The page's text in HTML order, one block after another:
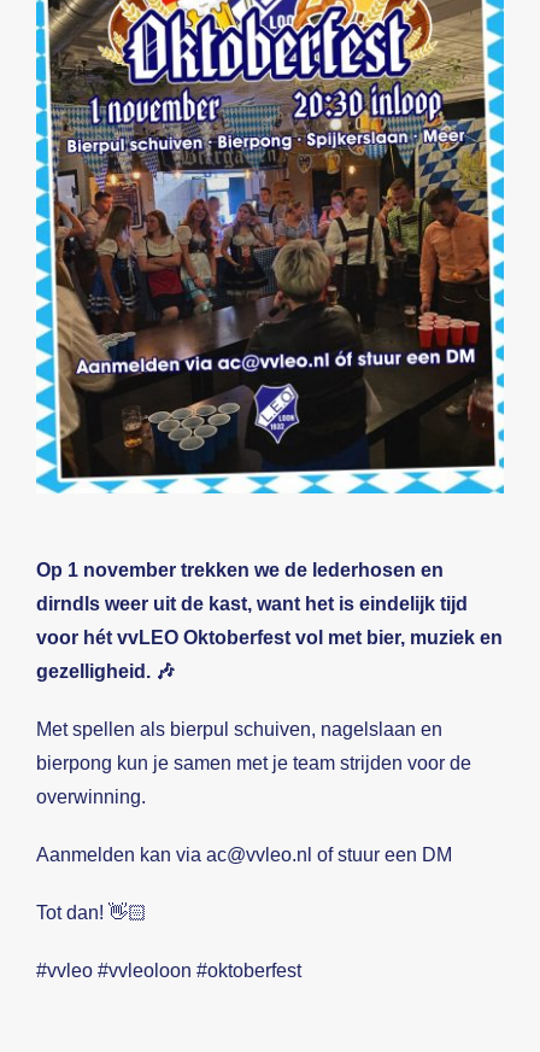
Contact
Op 1 november trekken we de lederhosen en
dirndls weer uit de kast, want het is eindelijk tijd
voor hét vvLEO Oktoberfest vol met bier, muziek en
gezelligheid. 🎶
Met spellen als bierpul schuiven, nagelslaan en
bierpong kun je samen met je team strijden voor de
overwinning.
Aanmelden kan via ac@vvleo.nl of stuur een DM
Tot dan! 👋🏻
#vvleo #vvleoloon #oktoberfest